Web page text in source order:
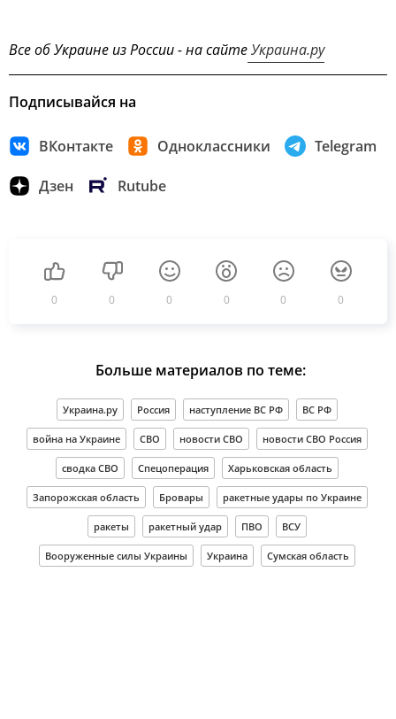
Все об Украине из России - на сайтеУкраина.ру
Подписывайся на
ВКонтакте Одноклассники Telegram
Дзен Rutube
0 0 0 0 0 0
Больше материалов по теме:
Украина.ру Россия наступление ВС РФ ВС РФ
война на Украине СВО новости СВО новости СВО Россия
сводка СВО Спецоперация Харьковская область
Запорожская область Бровары ракетные удары по Украине
ракеты ракетный удар ПВО ВСУ
Вооруженные силы Украины Украина Сумская область